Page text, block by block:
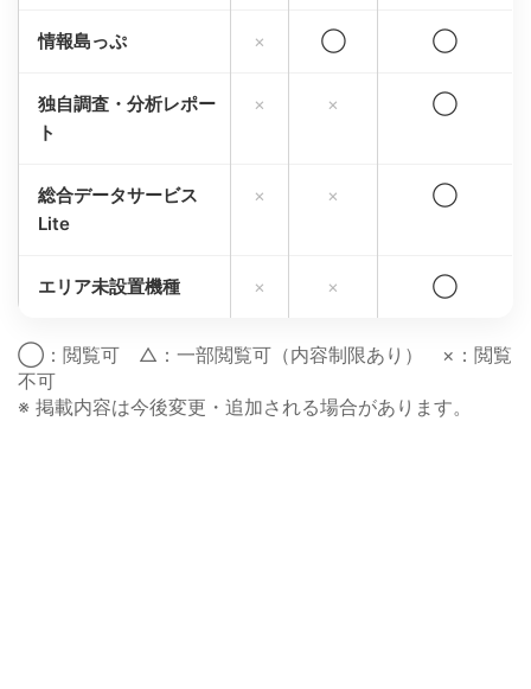
情報島っぷ × ◯ ◯
独自調査・分析レポー
ト
× × ◯
総合データサービス
Lite
× × ◯
エリア未設置機種 × × ◯
◯：閲覧可 △：一部閲覧可（内容制限あり） ×：閲覧
不可
※ 掲載内容は今後変更・追加される場合があります。